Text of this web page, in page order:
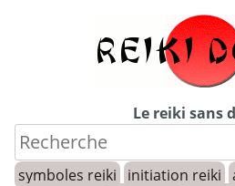
Le reiki sans
symboles reiki initiation reiki